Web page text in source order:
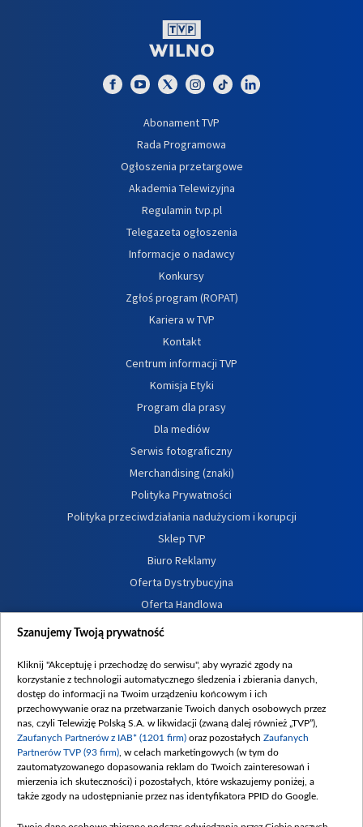
Abonament TVP
Rada Programowa
Ogłoszenia przetargowe
Akademia Telewizyjna
Regulamin tvp.pl
Telegazeta ogłoszenia
Informacje o nadawcy
Konkursy
Zgłoś program (ROPAT)
Kariera w TVP
Kontakt
Centrum informacji TVP
Komisja Etyki
Program dla prasy
Dla mediów
Serwis fotograficzny
Merchandising (znaki)
Polityka Prywatności
Polityka przeciwdziałania nadużyciom i korupcji
Sklep TVP
Biuro Reklamy
Oferta Dystrybucyjna
Oferta Handlowa
Dostępność
Procedura zgłoszeń wewnętrznych
Szanujemy Twoją prywatność
Kliknij "Akceptuję i przechodzę do serwisu", aby wyrazić zgody na
korzystanie z technologii automatycznego śledzenia i zbierania danych,
dostęp do informacji na Twoim urządzeniu końcowym i ich
przechowywanie oraz na przetwarzanie Twoich danych osobowych przez
nas, czyli Telewizję Polską S.A. w likwidacji (zwaną dalej również „TVP”),
Zaufanych Partnerów z IAB* (1201 firm) oraz pozostałych Zaufanych
Partnerów TVP (93 firm) , w celach marketingowych (w tym do
zautomatyzowanego dopasowania reklam do Twoich zainteresowań i
mierzenia ich skuteczności) i pozostałych, które wskazujemy poniżej, a
także zgody na udostępnianie przez nas identyfikatora PPID do Google.